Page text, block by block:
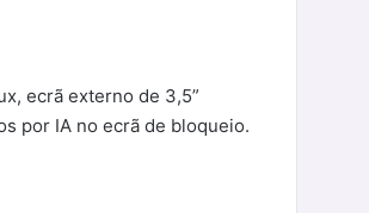
ecrã externo de 3,5”
por IA no ecrã de bloqueio.